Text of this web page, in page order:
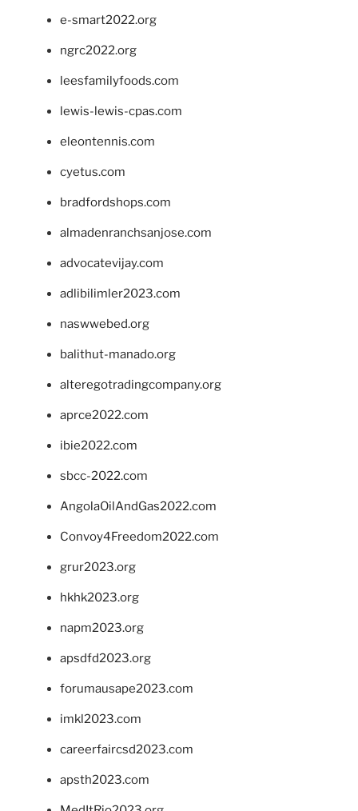
e-smart2022.org
ngrc2022.org
leesfamilyfoods.com
lewis-lewis-cpas.com
eleontennis.com
cyetus.com
bradfordshops.com
almadenranchsanjose.com
advocatevijay.com
adlibilimler2023.com
naswwebed.org
balithut-manado.org
alteregotradingcompany.org
aprce2022.com
ibie2022.com
sbcc-2022.com
AngolaOilAndGas2022.com
Convoy4Freedom2022.com
grur2023.org
hkhk2023.org
napm2023.org
apsdfd2023.org
forumausape2023.com
imkl2023.com
careerfaircsd2023.com
apsth2023.com